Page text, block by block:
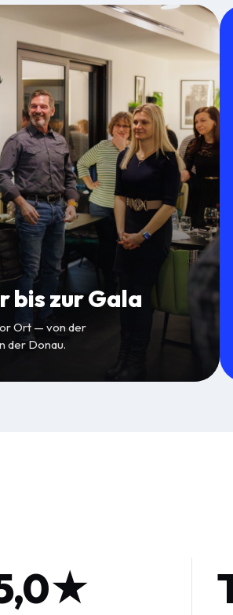
bis zur Gala
Ort — von der
der Donau.